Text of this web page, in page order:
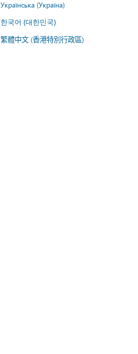
Українська (Україна)
한국어 (대한민국)
繁體中文 (香港特別行政區)